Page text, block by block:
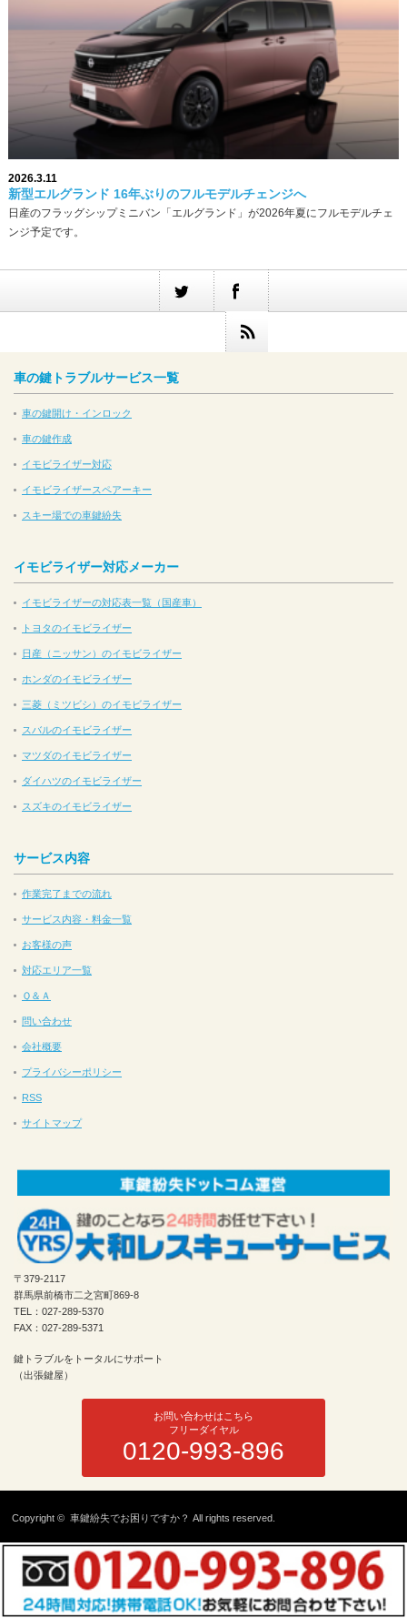
2026.3.11
新型エルグランド 16年ぶりのフルモデルチェンジへ
日産のフラッグシップミニバン「エルグランド」が2026年夏にフルモデルチェ
ンジ予定です。
車の鍵トラブルサービス一覧
車の鍵開け・インロック
車の鍵作成
イモビライザー対応
イモビライザースペアーキー
スキー場での車鍵紛失
イモビライザー対応メーカー
イモビライザーの対応表一覧（国産車）
トヨタのイモビライザー
日産（ニッサン）のイモビライザー
ホンダのイモビライザー
三菱（ミツビシ）のイモビライザー
スバルのイモビライザー
マツダのイモビライザー
ダイハツのイモビライザー
スズキのイモビライザー
サービス内容
作業完了までの流れ
サービス内容・料金一覧
お客様の声
対応エリア一覧
Ｑ＆Ａ
問い合わせ
会社概要
プライバシーポリシー
RSS
サイトマップ
〒379-2117
群馬県前橋市二之宮町869-8
TEL：027-289-5370
FAX：027-289-5371
鍵トラブルをトータルにサポート
（出張鍵屋）
お問い合わせはこちら
フリーダイヤル
0120-993-896
Copyright ©車鍵紛失でお困りですか？ All rights reserved.